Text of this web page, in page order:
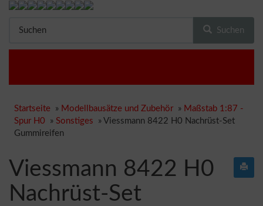
Suchen
Startseite » Modellbausätze und Zubehör » Maßstab 1:87 -
Spur H0 » Sonstiges » Viessmann 8422 H0 Nachrüst-Set
Gummireifen
Viessmann 8422 H0
Nachrüst-Set